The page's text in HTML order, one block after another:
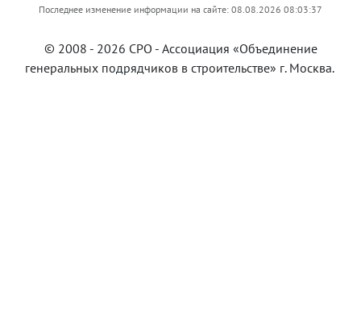
Последнее изменение информации на сайте: 08.08.2026 08:03:37
© 2008 - 2026 СРО - Ассоциация «Объединение
генеральных подрядчиков в строительстве» г. Москва.